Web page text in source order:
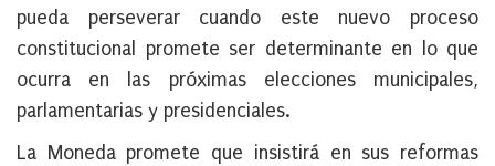
pueda perseverar cuando este nuevo proceso
constitucional promete ser determinante en lo que
ocurra en las próximas elecciones municipales,
parlamentarias y presidenciales.
La Moneda promete que insistirá en sus reformas